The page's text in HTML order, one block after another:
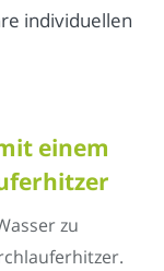
individuellen
einem
zu